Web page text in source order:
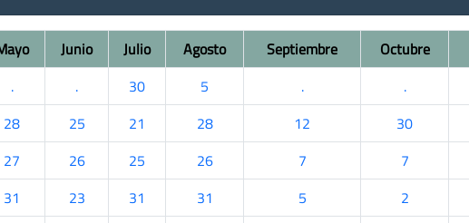
Junio Julio Agosto Septiembre Octubre
. . 30 5 . .
28 25 21 28 12 30
27 26 25 26 7 7
31 23 31 31 5 2